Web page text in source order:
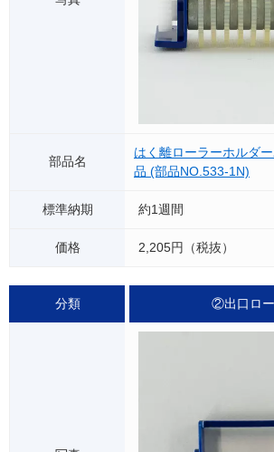
はく離ローラーホルダ
品 (部品NO.533-1N)
約1週間
2,205円（税抜）
②出口ロ